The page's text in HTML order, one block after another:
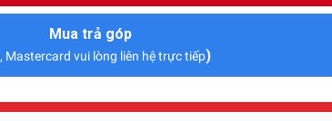
Mua trả góp
Mastercard vui lòng liên hệ trực tiếp)